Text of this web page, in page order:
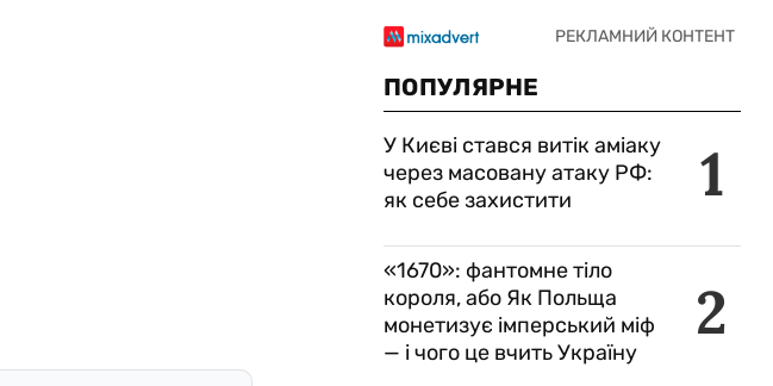
ПОПУЛЯРНЕ
1
У Києві стався витік аміаку
через масовану атаку РФ:
як себе захистити
2
«1670»: фантомне тіло
короля, або Як Польща
монетизує імперський міф
— і чого це вчить Україну